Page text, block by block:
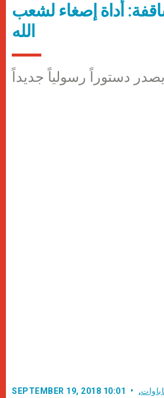
أداة إصغاء لشعب
الله
يصدر دستوراً رسولياً جديداً
SEPTEMBER 19, 2018 10:01
,